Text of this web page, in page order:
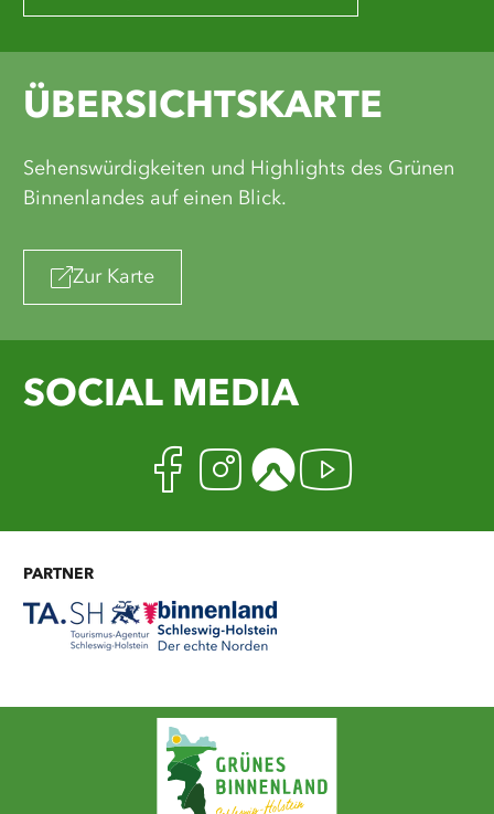
ÜBERSICHTSKARTE
Sehenswürdigkeiten und Highlights des Grünen
Binnenlandes auf einen Blick.
Zur Karte
SOCIAL MEDIA
Facebook
Instagram
Komoot
PARTNER